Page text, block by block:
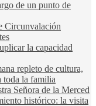
de un punto de
Circunvalación
la capacidad
repleto de cultura,
toda la familia
Señora de la Merced
histórico: la visita